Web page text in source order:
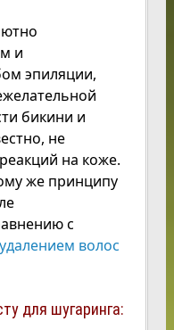
и
эпиляции,
бикини и
не
на коже.
же принципу
с
удалением волос
для шугаринга: